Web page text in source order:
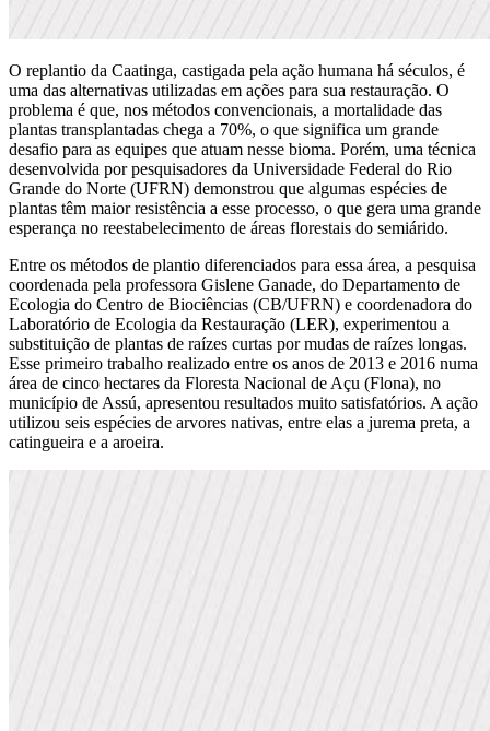
O replantio da Caatinga, castigada pela ação humana há séculos, é
uma das alternativas utilizadas em ações para sua restauração. O
problema é que, nos métodos convencionais, a mortalidade das
plantas transplantadas chega a 70%, o que significa um grande
desafio para as equipes que atuam nesse bioma. Porém, uma técnica
desenvolvida por pesquisadores da Universidade Federal do Rio
Grande do Norte (UFRN) demonstrou que algumas espécies de
plantas têm maior resistência a esse processo, o que gera uma grande
esperança no reestabelecimento de áreas florestais do semiárido.
Entre os métodos de plantio diferenciados para essa área, a pesquisa
coordenada pela professora Gislene Ganade, do Departamento de
Ecologia do Centro de Biociências (CB/UFRN) e coordenadora do
Laboratório de Ecologia da Restauração (LER), experimentou a
substituição de plantas de raízes curtas por mudas de raízes longas.
Esse primeiro trabalho realizado entre os anos de 2013 e 2016 numa
área de cinco hectares da Floresta Nacional de Açu (Flona), no
município de Assú, apresentou resultados muito satisfatórios. A ação
utilizou seis espécies de arvores nativas, entre elas a jurema preta, a
catingueira e a aroeira.